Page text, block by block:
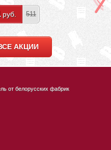
руб. 511
АКЦИИ
от белорусских фабрик